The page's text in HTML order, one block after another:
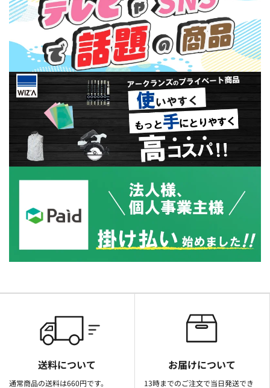
送料について
通常商品の送料は660円です。
お届けについて
13時までのご注文で当日発送でき